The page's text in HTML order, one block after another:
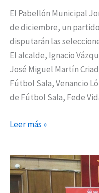
El Pabellón Municipal
de diciembre, un
disputarán las
El alcalde, Ignacio
José Miguel Martín
Fútbol Sala, Venancio
de Fútbol Sala, Fede
Leer más »
España-
Japón
de